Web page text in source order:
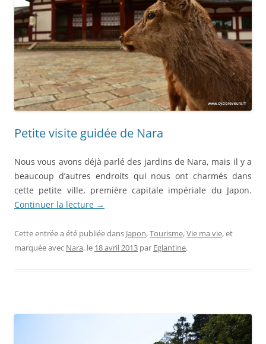
Petite visite guidée de Nara
Nous vous avons déjà parlé des jardins de Nara, mais il y a
beaucoup d’autres endroits qui nous ont charmés dans
cette petite ville, première capitale impériale du Japon.
Continuer la lecture →
Cette entrée a été publiée dans Japon,Tourisme,Vie ma vie, et
marquée avec Nara, le 18 avril 2013 par Eglantine.